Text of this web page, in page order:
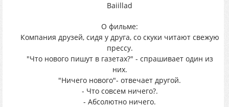
Baiillad
О фильме:
Компания друзей, сидя у друга, со скуки читают свежую
прессу.
"Что нового пишут в газетах?" - спрашивает один из
них.
"Ничего нового"- отвечает другой.
- Что совсем ничего?.
- Абсолютно ничего.